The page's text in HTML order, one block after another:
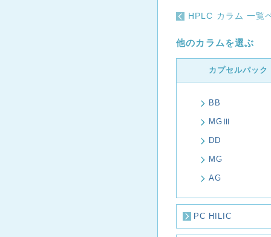
HPLC カラム 一覧
他のカラムを選ぶ
カプセルパック
BB
MGⅢ
DD
MG
AG
PC HILIC